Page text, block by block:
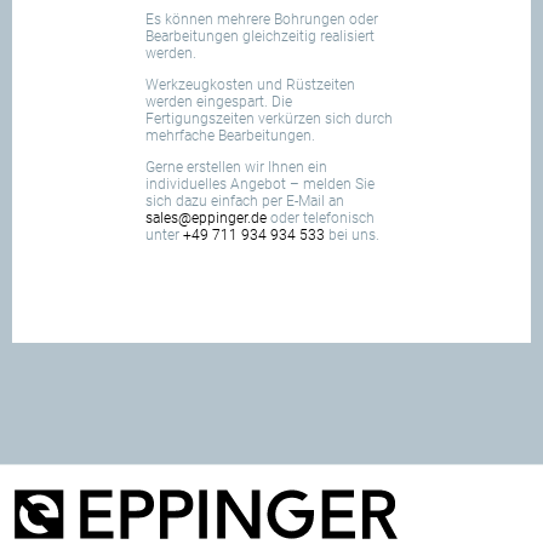
Es können mehrere Bohrungen oder
Bearbeitungen gleichzeitig realisiert
werden.
Werkzeugkosten und Rüstzeiten
werden eingespart. Die
Fertigungszeiten verkürzen sich durch
mehrfache Bearbeitungen.
Gerne erstellen wir Ihnen ein
individuelles Angebot – melden Sie
sich dazu einfach per E-Mail an
sales@eppinger.de oder telefonisch
unter +49 711 934 934 533 bei uns.